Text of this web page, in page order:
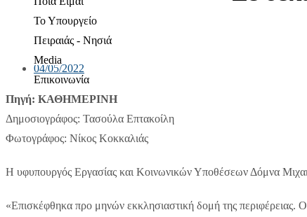
Το Υπουργείο
Πειραιάς - Νησιά
Media
Επικοινωνία
04/05/2022
Πηγή: ΚΑΘΗΜΕΡΙΝΗ
Δημοσιογράφος: Τασούλα Επτακοίλη
Φωτογράφος: Νίκος Κοκκαλιάς
Η υφυπουργός Εργασίας και Κοινωνικών Υποθέσεων Δόμνα
«Επισκέφθηκα προ μηνών εκκλησιαστική δομή της περιφέρειας.